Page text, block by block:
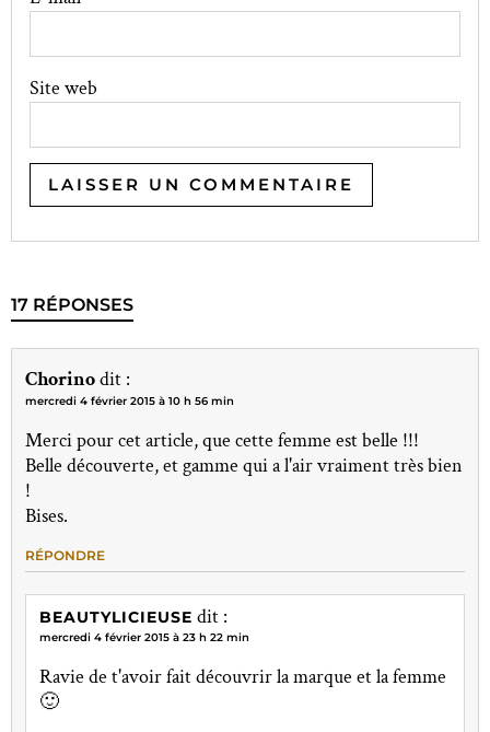
Site web
17 RÉPONSES
Chorinodit :
mercredi 4 février 2015 à 10 h 56 min
Merci pour cet article, que cette femme est belle !!!
Belle découverte, et gamme qui a l'air vraiment très bien
!
Bises.
RÉPONDRE
BEAUTYLICIEUSE dit :
mercredi 4 février 2015 à 23 h 22 min
Ravie de t'avoir fait découvrir la marque et la femme
🙂